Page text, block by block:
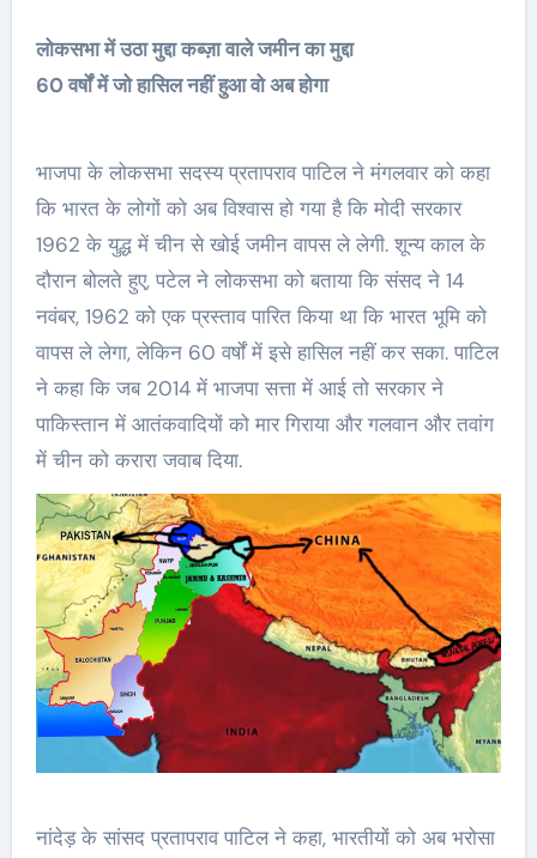
लोकसभा में उठा मुद्दा कब्ज़ा वाले जमीन का मुद्दा
60 वर्षों में जो हासिल नहीं हुआ वो अब होगा
भाजपा के लोकसभा सदस्य प्रतापराव पाटिल ने मंगलवार को कहा
कि भारत के लोगों को अब विश्वास हो गया है कि मोदी सरकार
1962 के युद्ध में चीन से खोई जमीन वापस ले लेगी. शून्य काल के
दौरान बोलते हुए, पटेल ने लोकसभा को बताया कि संसद ने 14
नवंबर, 1962 को एक प्रस्ताव पारित किया था कि भारत भूमि को
वापस ले लेगा, लेकिन 60 वर्षों में इसे हासिल नहीं कर सका. पाटिल
ने कहा कि जब 2014 में भाजपा सत्ता में आई तो सरकार ने
पाकिस्तान में आतंकवादियों को मार गिराया और गलवान और तवांग
में चीन को करारा जवाब दिया.
नांदेड़ के सांसद प्रतापराव पाटिल ने कहा, भारतीयों को अब भरोसा